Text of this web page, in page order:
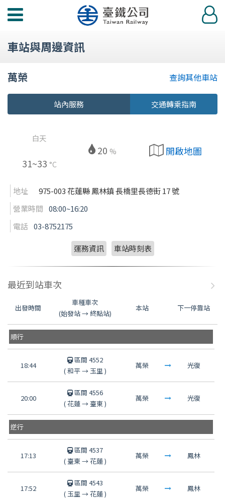
功
選
登
入
車站與周邊資訊
萬榮 查詢其他車站
站內服務 交通轉乘指南
白天
31~33 °C
20 % 開啟地圖
地址
975-003 花蓮縣 鳳林鎮 長橋里長德街 17 號
營業時間 08:00~16:20
電話 03-8752175
運務資訊 車站時刻表
最近到站車次
出發時間
車種車次
(始發站 → 終點站)
本站 下一停靠站
順行
18:44
區間 4552
(和平→玉里)
萬榮 光復
20:00
區間 4556
(花蓮→臺東)
萬榮 光復
逆行
17:13
區間 4537
(臺東→花蓮)
萬榮 鳳林
17:52
區間 4543
(玉里→花蓮)
萬榮 鳳林